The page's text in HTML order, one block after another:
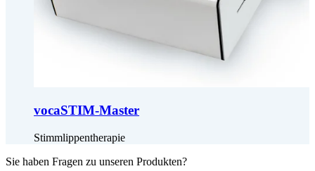
vocaSTIM-Master
Stimmlippentherapie
Sie haben Fragen zu unseren Produkten?